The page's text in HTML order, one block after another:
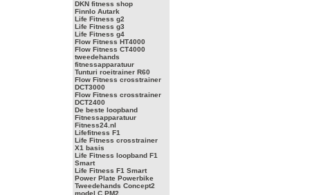
DKN fitness shop
Finnlo Autark
Life Fitness g2
Life Fitness g3
Life Fitness g4
Flow Fitness HT4000
Flow Fitness CT4000
tweedehands
fitnessapparatuur
Tunturi roeitrainer R60
Flow Fitness crosstrainer
DCT3000
Flow Fitness crosstrainer
DCT2400
De beste loopband
Fitnessapparatuur
Fitness24.nl
Lifefitness F1
Life Fitness crosstrainer
X1 basis
Life Fitness loopband F1
Smart
Life Fitness F1 Smart
Power Plate Powerbike
Tweedehands Concept2
model C PM2